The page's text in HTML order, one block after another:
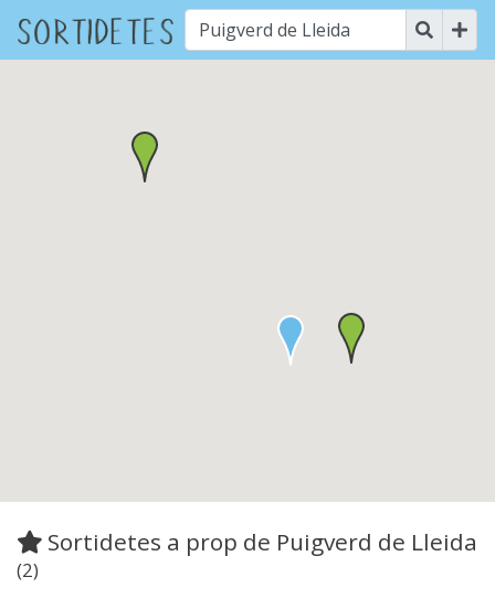
Sortidetes a prop de Puigverd de Lleida
(2)